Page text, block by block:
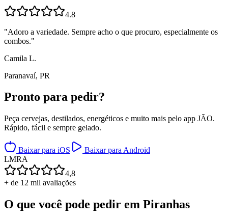
4.8
"Adoro a variedade. Sempre acho o que procuro, especialmente os
combos."
Camila L.
Paranavaí, PR
Pronto para pedir?
Peça cervejas, destilados, energéticos e muito mais pelo app JÃO.
Rápido, fácil e sempre gelado.
Baixar para iOS
Baixar para Android
LMRA
4,8
+ de 12 mil avaliações
O que você pode pedir em Piranhas